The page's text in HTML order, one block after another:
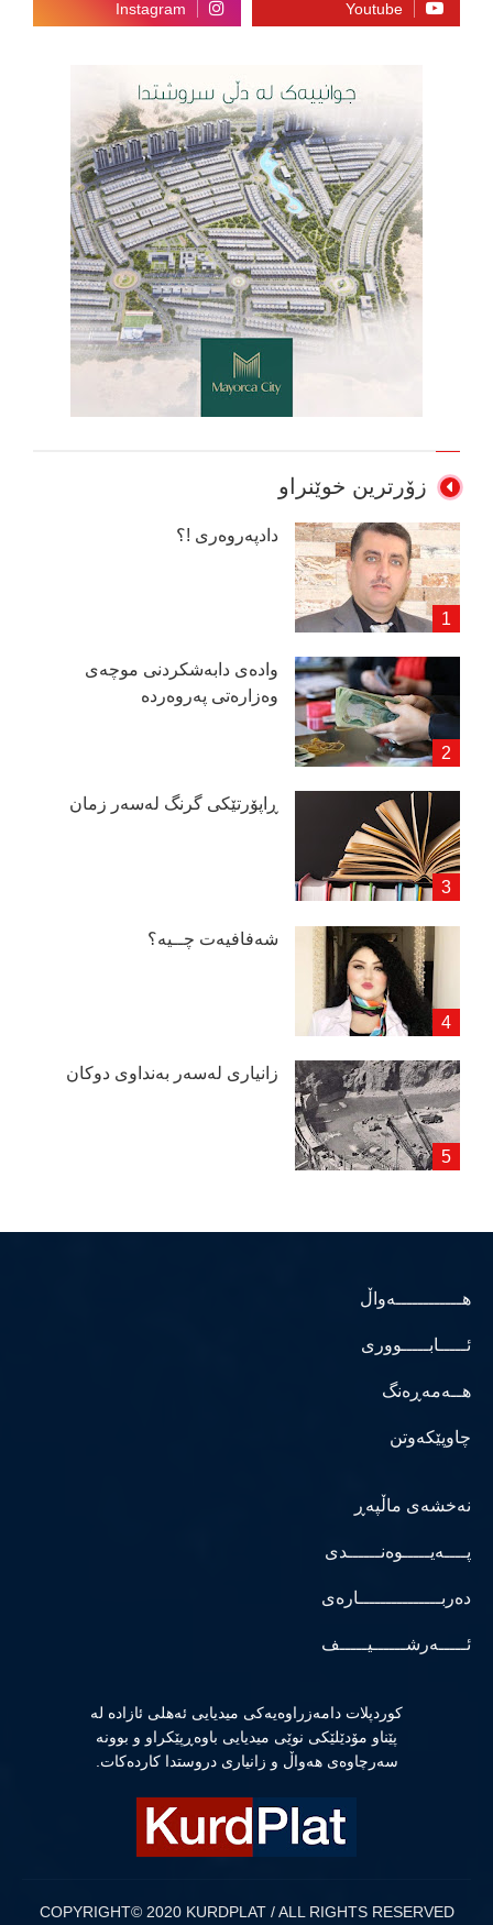
زۆرترین خوێنراو
دادپەروەری !؟
وادەی دابەشكردنی موچەی
وەزارەتی پەروەردە
ڕاپۆرتێكی گرنگ لەسەر زمان
شەفافیەت چــیە؟
زانیاری لەسەر بەنداوی دوكان
هــــــــــــەواڵ
ئـــــابـــــووری
هــەمەڕەنگ
چاوپێکەوتن
نەخشەی ماڵپەڕ
پــــەیـــــوەنــــــدی
دەربـــــــــــــــارەی
ئـــــەرشــــــیـــــف
كوردپلات دامەزراوەیەكی میدیایی ئەهلی ئازادە لە
پێناو مۆدێلێكی نوێی میدیایی باوەڕپێكراو و بوونە
سەرچاوەی هەواڵ و زانیاری دروستدا كاردەكات.
COPYRIGHT© 2020 KURDPLAT / ALL RIGHTS RESERVED